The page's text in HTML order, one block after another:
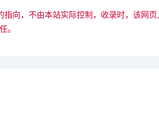
向，不由本站实际控制，收录时，该网
。